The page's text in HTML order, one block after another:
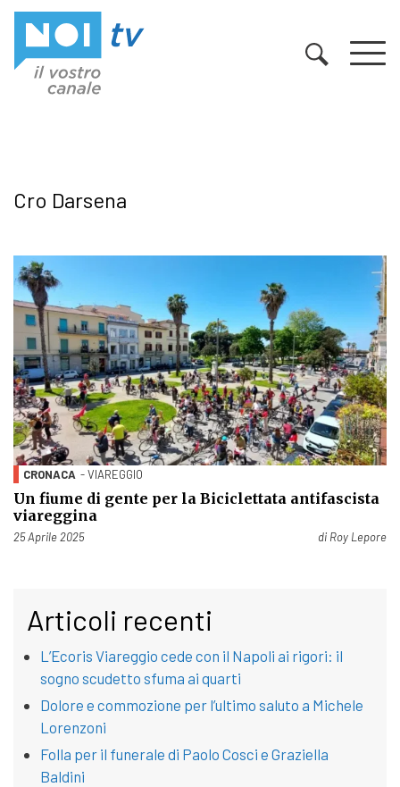
Cro Darsena
CRONACA - VIAREGGIO
Un fiume di gente per la Biciclettata antifascista
viareggina
Pubblicato il
25 Aprile 2025 di Roy Lepore
Articoli recenti
L’Ecoris Viareggio cede con il Napoli ai rigori: il
sogno scudetto sfuma ai quarti
Dolore e commozione per l’ultimo saluto a Michele
Lorenzoni
Folla per il funerale di Paolo Cosci e Graziella
Baldini